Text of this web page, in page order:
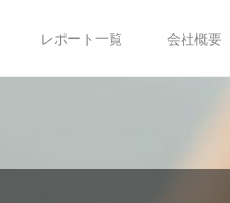
レポート一覧 会社概要